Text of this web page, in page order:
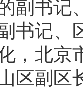
副书记
书记、
，北京
区副区